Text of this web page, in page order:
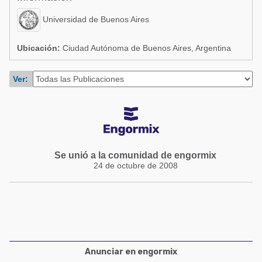
Acuacultura
Micotoxinas
Avicultura
Porcicultura
Lechería
Comunidades en portugués
Avicultura
Porcicultura
Universidad de Buenos Aires
Ubicación: Ciudad Autónoma de Buenos Aires, Argentina
Ver:
Se unió a la comunidad de engormix
24 de octubre de 2008
Anunciar en engormix